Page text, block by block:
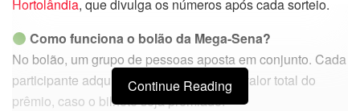
Hortolândia, que divulga os números após cada sorteio.
Como funciona o bolão da Mega-Sena?
No bolão, um grupo de pessoas aposta em conjunto. Cada
participante adquire uma cota e divide o valor total do
prêmio, caso o bilhete seja premiado.
Continue Reading